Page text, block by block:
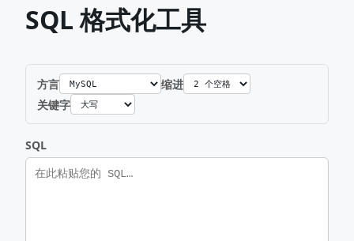
SQL 格式化工具
方言
缩进
关键字
SQL